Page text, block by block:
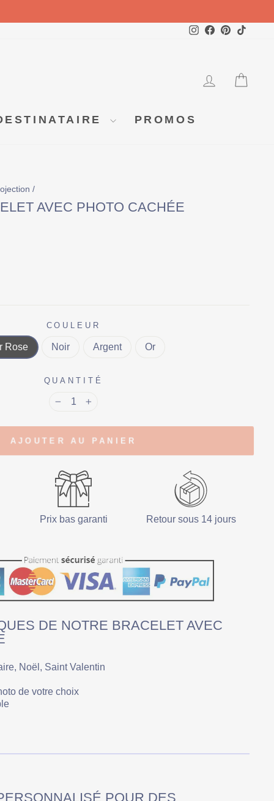
Instagram
Facebook
Pinterest
SE
PROMOS
/
AVEC PHOTO CACHÉE
COULEUR
Rose Noir Argent Or
QUANTITÉ
AJOUTER AU PANIER
Prix bas garanti Retour sous 14 jours
DE NOTRE BRACELET AVEC
Noël, Saint Valentin
de votre choix
POUR DES